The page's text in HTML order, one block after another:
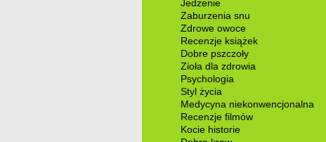
Jedzenie
Zaburzenia snu
Zdrowe owoce
Recenzje książek
Dobre pszczoły
Zioła dla zdrowia
Psychologia
Styl życia
Medycyna niekonwencjonalna
Recenzje filmów
Kocie historie